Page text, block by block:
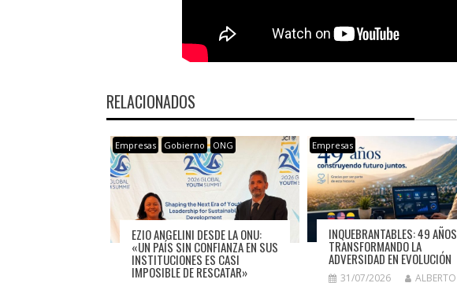
RELACIONADOS
Empresas Gobierno ONG
EZIO ANGELINI DESDE LA ONU:
«UN PAÍS SIN CONFIANZA EN SUS
INSTITUCIONES ES CASI
IMPOSIBLE DE RESCATAR»
Empresas
INQUEBRANTABLES: 49 AÑOS
TRANSFORMANDO LA
ADVERSIDAD EN EVOLUCIÓN
31/07/2026 ALBERTO